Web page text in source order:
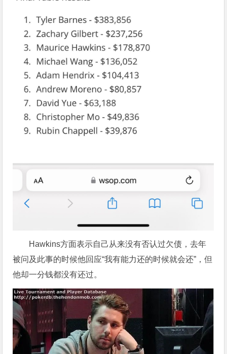
Hawkins方面表示自己从来没有否认过欠债，去年
被问及此事的时候他回应“我有能力还的时候就会还”，但
他却一分钱都没有还过。